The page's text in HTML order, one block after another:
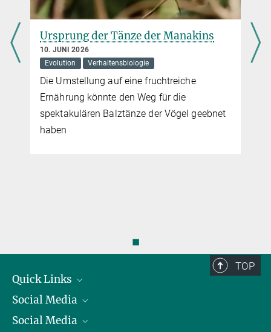
Ursprung der Tänze der Manakins
10. JUNI 2026
Evolution
Verhaltensbiologie
Die Umstellung auf eine fruchtreiche
Ernährung könnte den Weg für die
spektakulären Balztänze der Vögel geebnet
haben
◼
TOP
Quick Links
Präsident
Zahlen und Fakten
Social Media
Bluesky
Social Media